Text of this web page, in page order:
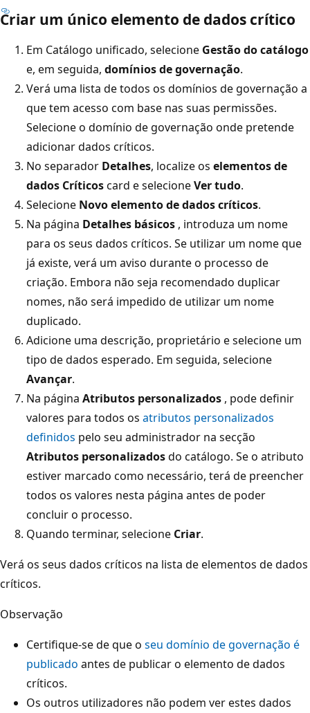
Criar um único elemento de dados crítico
Em Catálogo unificado, selecione Gestão do catálogo
e, em seguida, domínios de governação.
Verá uma lista de todos os domínios de governação a
que tem acesso com base nas suas permissões.
Selecione o domínio de governação onde pretende
adicionar dados críticos.
No separador Detalhes, localize os elementos de
dados Críticoscard e selecioneVer tudo.
Selecione Novo elemento de dados críticos.
Na página Detalhes básicos , introduza um nome
para os seus dados críticos. Se utilizar um nome que
já existe, verá um aviso durante o processo de
criação. Embora não seja recomendado duplicar
nomes, não será impedido de utilizar um nome
duplicado.
Adicione uma descrição, proprietário e selecione um
tipo de dados esperado. Em seguida, selecione
Avançar.
Na página Atributos personalizados , pode definir
valores para todos os atributos personalizados
definidos pelo seu administrador na secção
Atributos personalizadosdo catálogo. Se o atributo
estiver marcado como necessário, terá de preencher
todos os valores nesta página antes de poder
concluir o processo.
Quando terminar, selecione Criar.
Verá os seus dados críticos na lista de elementos de dados
críticos.
Observação
Certifique-se de que o seu domínio de governação é
publicado antes de publicar o elemento de dados
críticos.
Os outros utilizadores não podem ver estes dados